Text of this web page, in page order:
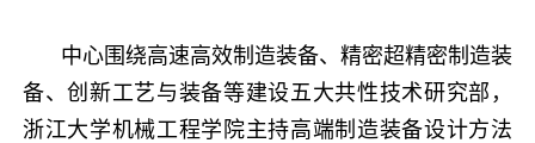
中心围绕高速高效制造装备、精密超精密制造装
备、创新工艺与装备等建设五大共性技术研究部，
浙江大学机械工程学院主持高端制造装备设计方法